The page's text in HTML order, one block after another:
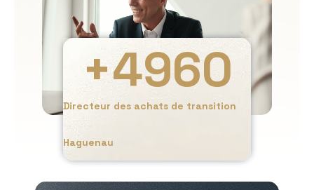
Directeur des achats de transition
Haguenau
+4960